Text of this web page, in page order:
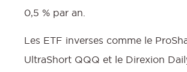
0,5 % par an.
Les ETF inverses comme le
UltraShort QQQ et le Direxion